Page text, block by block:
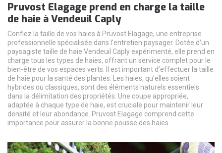
Pruvost Elagage prend en charge la taille
de haie à Vendeuil Caply
Confiez la taille de vos haies à Pruvost Elagage, une entreprise
professionnelle spécialisée dans l'entretien paysager. Dotée d'un
paysagiste taille de haie Vendeuil Caply expérimenté, elle prend en
charge tous les types de haies, offrant un service complet pour le
bien-être de vos espaces verts. Il est important d’effectuer la taille
de haie pour la santé des plantes. Les haies, qu'elles soient
hybrides ou classiques, sont des éléments naturels essentiels
dans la délimitation des propriétés. Une coupe appropriée,
adaptée à chaque type de haie, est cruciale pour maintenir leur
densité et leur abondance. Pruvost Elagage comprend cette
importance pour assurer la bonne pousse des haies.